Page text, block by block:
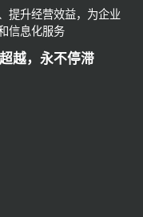
提升经营效益，为企业
信息化服务
越，永不停滞